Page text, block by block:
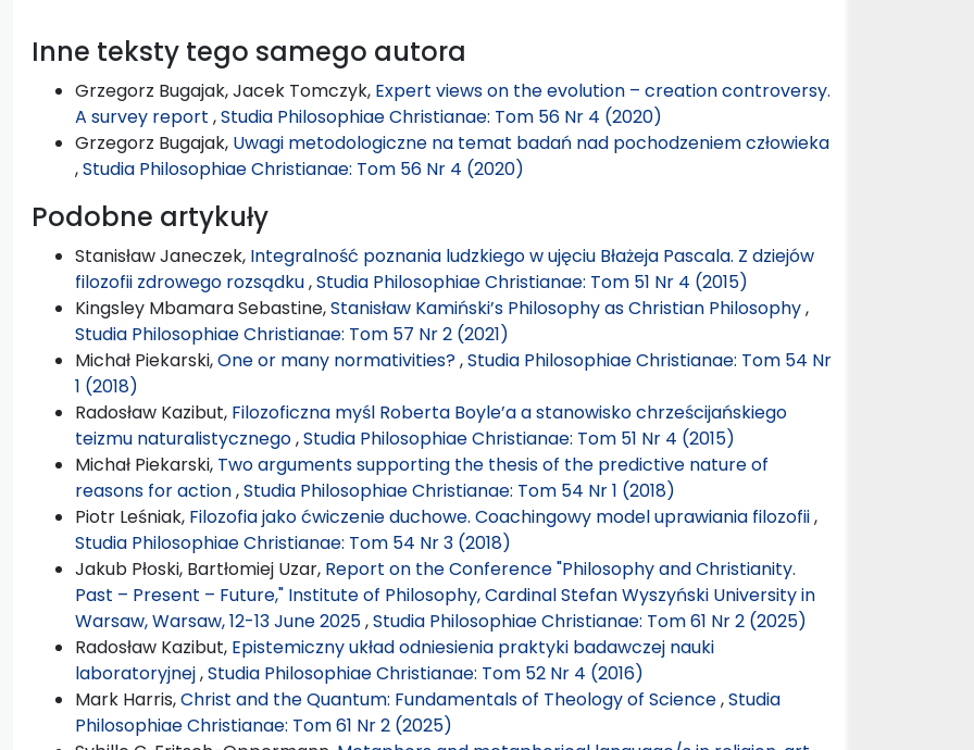
Inne teksty tego samego autora
Grzegorz Bugajak, Jacek Tomczyk, Expert views on the evolution – creation controversy.
A survey report ,Studia Philosophiae Christianae: Tom 56 Nr 4 (2020)
Grzegorz Bugajak, Uwagi metodologiczne na temat badań nad pochodzeniem człowieka
,Studia Philosophiae Christianae: Tom 56 Nr 4 (2020)
Podobne artykuły
Stanisław Janeczek, Integralność poznania ludzkiego w ujęciu Błażeja Pascala. Z dziejów
filozofii zdrowego rozsądku,Studia Philosophiae Christianae: Tom 51 Nr 4 (2015)
Kingsley Mbamara Sebastine,Stanisław Kamiński’s Philosophy as Christian Philosophy,
Studia Philosophiae Christianae: Tom 57 Nr 2 (2021)
Michał Piekarski,One or many normativities?,Studia Philosophiae Christianae: Tom 54 Nr
1 (2018)
Radosław Kazibut, Filozoficzna myśl Roberta Boyle’a a stanowisko chrześcijańskiego
teizmu naturalistycznego,Studia Philosophiae Christianae: Tom 51 Nr 4 (2015)
Michał Piekarski, Two arguments supporting the thesis of the predictive nature of
reasons for action,Studia Philosophiae Christianae: Tom 54 Nr 1 (2018)
Piotr Leśniak, Filozofia jako ćwiczenie duchowe. Coachingowy model uprawiania filozofii,
Studia Philosophiae Christianae: Tom 54 Nr 3 (2018)
Jakub Płoski, Bartłomiej Uzar, Report on the Conference "Philosophy and Christianity.
Past – Present – Future," Institute of Philosophy, Cardinal Stefan Wyszyński University in
Warsaw, Warsaw, 12-13 June 2025,Studia Philosophiae Christianae: Tom 61 Nr 2 (2025)
Radosław Kazibut, Epistemiczny układ odniesienia praktyki badawczej nauki
laboratoryjnej,Studia Philosophiae Christianae: Tom 52 Nr 4 (2016)
Mark Harris,Christ and the Quantum: Fundamentals of Theology of Science,Studia
Philosophiae Christianae: Tom 61 Nr 2 (2025)